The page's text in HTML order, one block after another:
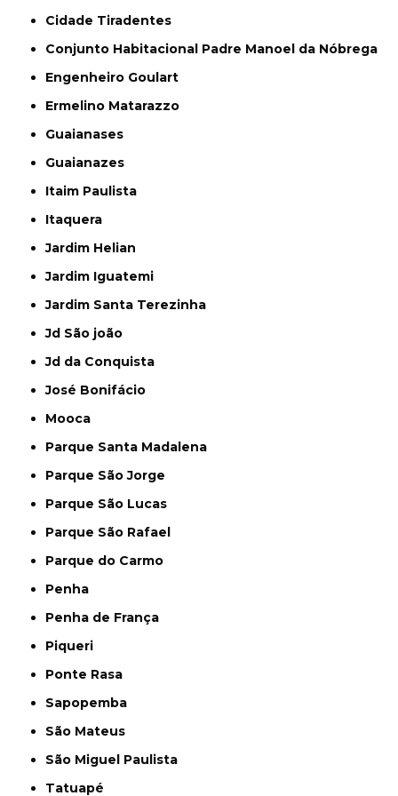
Cidade Tiradentes
Conjunto Habitacional Padre Manoel da Nóbrega
Engenheiro Goulart
Ermelino Matarazzo
Guaianases
Guaianazes
Itaim Paulista
Itaquera
Jardim Helian
Jardim Iguatemi
Jardim Santa Terezinha
Jd São joão
Jd da Conquista
José Bonifácio
Mooca
Parque Santa Madalena
Parque São Jorge
Parque São Lucas
Parque São Rafael
Parque do Carmo
Penha
Penha de França
Piqueri
Ponte Rasa
Sapopemba
São Mateus
São Miguel Paulista
Tatuapé